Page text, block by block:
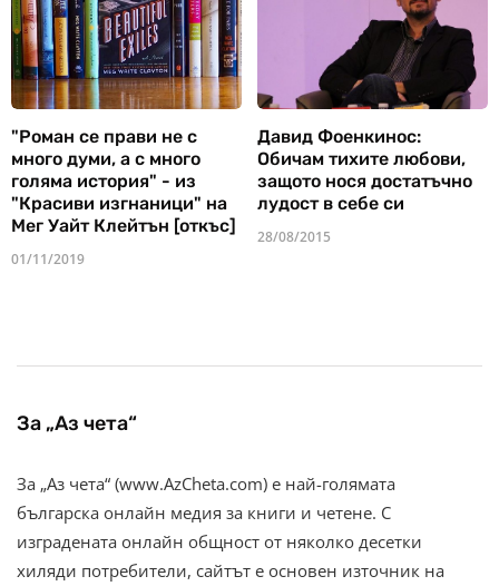
"Роман се прави не с
много думи, а с много
голяма история" - из
"Красиви изгнаници" на
Мег Уайт Клейтън [откъс]
01/11/2019
Давид Фоенкинос:
Обичам тихите любови,
защото нося достатъчно
лудост в себе си
28/08/2015
За „Аз чета“
За „Аз чета“ (www.AzCheta.com) е най-голямата
българска онлайн медия за книги и четене. С
изградената онлайн общност от няколко десетки
хиляди потребители, сайтът е основен източник на